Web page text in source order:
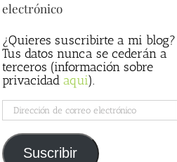
electrónico
¿Quieres suscribirte a mi blog?
Tus datos nunca se cederán a
terceros (información sobre
privacidad aqui).
Dirección
de
correo
electrónico
Suscribir